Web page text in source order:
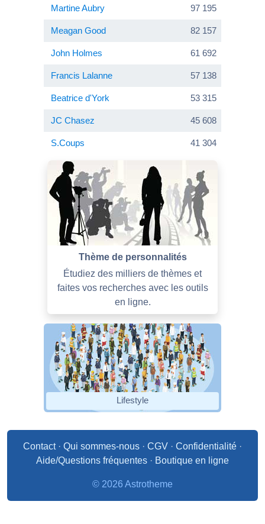
Martine Aubry 97 195
Meagan Good 82 157
John Holmes 61 692
Francis Lalanne 57 138
Beatrice d'York 53 315
JC Chasez 45 608
S.Coups 41 304
Thème de personnalités
Étudiez des milliers de thèmes et
faites vos recherches avec les outils
en ligne.
Lifestyle
Contact· Qui sommes-nous · CGV · Confidentialité ·
Aide/Questions fréquentes · Boutique en ligne
© 2026 Astrotheme